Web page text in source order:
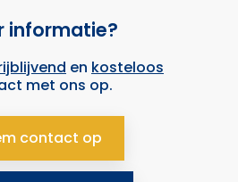
informatie?
en kosteloos
met ons op.
contact op